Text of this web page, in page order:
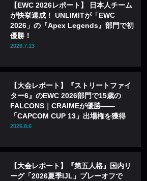
【EWC 2026レポート】 日本人チーム
が快挙達成！ UNLIMITが「EWC
2026」の『Apex Legends』部門で初
優勝！
2026.7.13
【大会レポート】『ストリートファイ
ター6』のEWC 2026部門で15歳の
FALCONS｜CRAIMEが優勝——
「CAPCOM CUP 13」出場権を獲得
2026.8.6
【大会レポート】『第五人格』国内リ
ーグ「2026夏季IJL」プレーオフで